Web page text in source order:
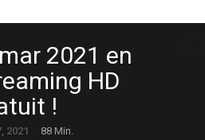
2021 en
HD
!
2021 88 Min.